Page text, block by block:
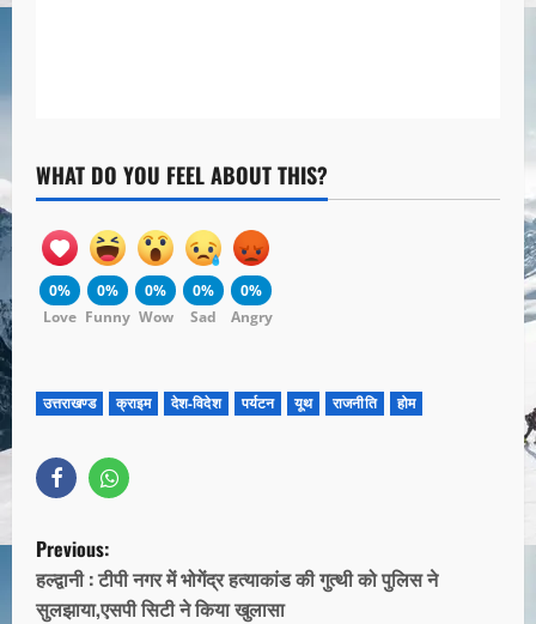
WHAT DO YOU FEEL ABOUT THIS?
0%
Love
0%
Funny
0%
Wow
0%
Sad
0%
Angry
उत्तराखण्ड क्राइम देश-विदेश पर्यटन यूथ राजनीति होम
Previous:
हल्द्वानी : टीपी नगर में भोगेंद्र हत्याकांड की गुत्थी को पुलिस ने
सुलझाया,एसपी सिटी ने किया खुलासा